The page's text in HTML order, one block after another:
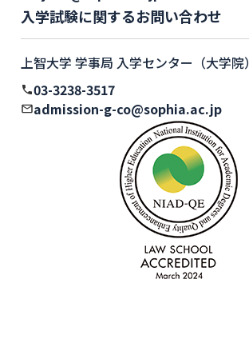
入学試験に関するお問い合わせ
上智大学 学事局 入学センター（大学院）
03-3238-3517
admission-g-co@sophia.ac.jp